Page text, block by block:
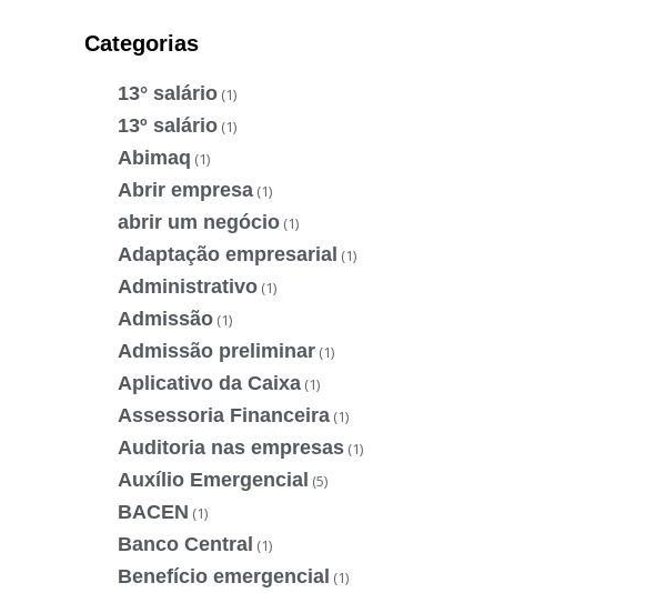
Categorias
13° salário (1)
13º salário (1)
Abimaq (1)
Abrir empresa (1)
abrir um negócio (1)
Adaptação empresarial (1)
Administrativo (1)
Admissão (1)
Admissão preliminar (1)
Aplicativo da Caixa (1)
Assessoria Financeira (1)
Auditoria nas empresas (1)
Auxílio Emergencial (5)
BACEN (1)
Banco Central (1)
Benefício emergencial (1)